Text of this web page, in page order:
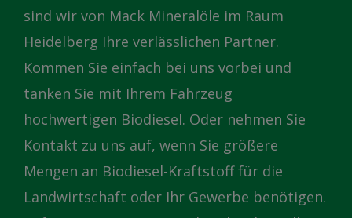
sind wir von Mack Mineralöle im Raum
Heidelberg Ihre verlässlichen Partner.
Kommen Sie einfach bei uns vorbei und
tanken Sie mit Ihrem Fahrzeug
hochwertigen Biodiesel. Oder nehmen Sie
Kontakt zu uns auf, wenn Sie größere
Mengen an Biodiesel-Kraftstoff für die
Landwirtschaft oder Ihr Gewerbe benötigen.